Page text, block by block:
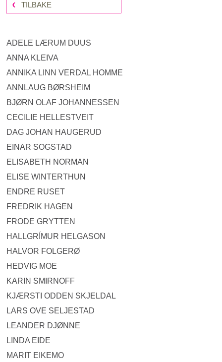
ADELE LÆRUM DUUS
ANNA KLEIVA
ANNIKA LINN VERDAL HOMME
ANNLAUG BØRSHEIM
BJØRN OLAF JOHANNESSEN
CECILIE HELLESTVEIT
DAG JOHAN HAUGERUD
EINAR SOGSTAD
ELISABETH NORMAN
ELISE WINTERTHUN
ENDRE RUSET
FREDRIK HAGEN
FRODE GRYTTEN
HALLGRÍMUR HELGASON
HALVOR FOLGERØ
HEDVIG MOE
KARIN SMIRNOFF
KJÆRSTI ODDEN SKJELDAL
LARS OVE SELJESTAD
LEANDER DJØNNE
LINDA EIDE
MARIT EIKEMO
TILBAKE